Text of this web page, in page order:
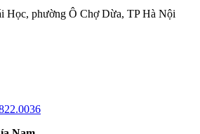
Học, phường Ô Chợ Dừa, TP Hà Nội